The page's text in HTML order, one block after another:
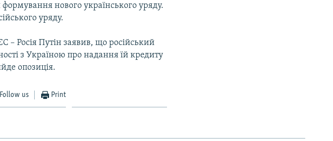
формування нового українського уряду.
уряду.
– Росія Путін заявив, що російський
з Україною про надання їй кредиту
опозиція.
Follow us Print